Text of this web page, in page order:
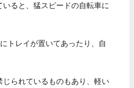
ると、猛スピードの自転車に
トレイが置いてあったり、自
られているものもあり、軽い